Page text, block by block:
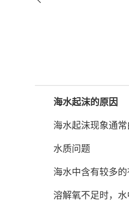
海水起沫的原因
海水起沫现象通
水质问题
海水中含有较多
溶解氧不足时，